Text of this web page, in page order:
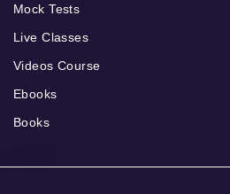
Mock Tests
Live Classes
Videos Course
Ebooks
Books